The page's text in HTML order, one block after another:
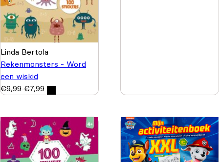
Linda Bertola
Rekenmonsters - Word
een wiskid
€9,99 €7,99